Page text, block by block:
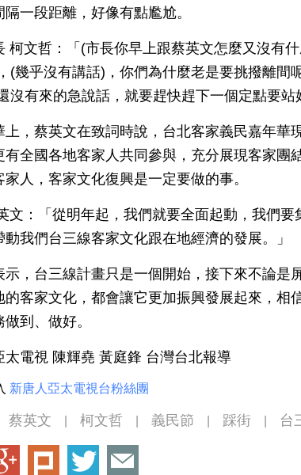
隔一段距離，好像有點尷尬。
柯文哲：「(市長你早上跟蔡英文怎麼又沒有
(幾乎沒有講話)，你們為什麼老是要挑撥離間
沒有來的急說話，就要趕快趕下一個定點要站
上，蔡英文在致詞時說，台北客家義民嘉年華
有全國各地客家人共同參與，充分展現客家團
家人，客家文化復興是一定要做的事。
文：「從明年起，我們就要全面起動，我們要
動我們台三線客家文化跟在地經濟的發展。」
示，台三線計畫只是一個開始，接下來不論是
的客家文化，都會讓它更加振興發展起來，相
到、做好。
太電視 陳輝堯 黃庭鋒 台灣台北報導
新唐人亞太電視台粉絲團
蔡英文 柯文哲 義民節 踩街 台